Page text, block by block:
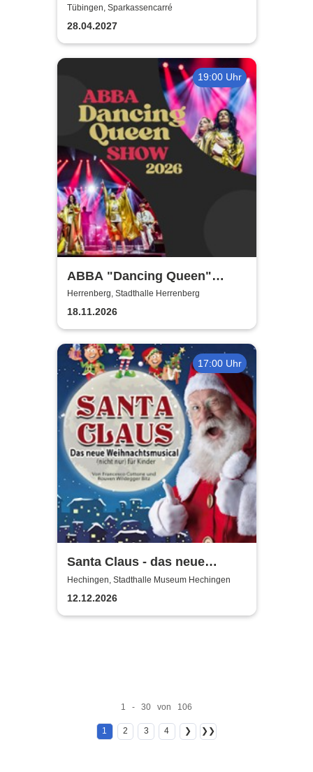
Zeiten | Das neue Programm
Tübingen, Sparkassencarré
28.04.2027
19:00 Uhr
ABBA "Dancing Queen"
Show 2026
Herrenberg, Stadthalle Herrenberg
18.11.2026
17:00 Uhr
Santa Claus - das neue
Weihnachtsmusical (nicht
nur) für Kinder
Hechingen, Stadthalle Museum Hechingen
12.12.2026
1 - 30 von 106
1 2 3 4 ❯ ❯❯